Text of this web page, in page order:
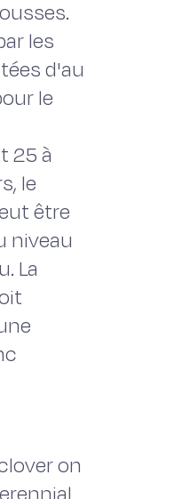
les
d'au
le
25 à
le
être
niveau
La
on